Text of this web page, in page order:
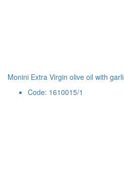
Monini Extra Virgin olive oil with
Code: 1610015/1